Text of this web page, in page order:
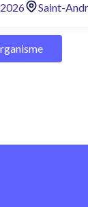
Saint-